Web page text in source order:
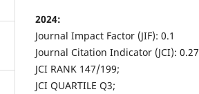
2024:
Journal Impact Factor (JIF): 0.1
Journal Citation Indicator (JCI): 0.27
JCI RANK 147/199;
JCI QUARTILE Q3;